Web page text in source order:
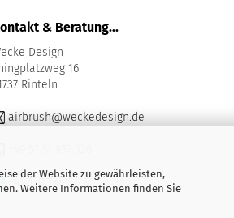
der Website zu gewährleisten,
Weitere Informationen finden Sie
& Beratung...
Design
16
Rinteln
airbrush@weckedesign.de
+49 170 736 88 81